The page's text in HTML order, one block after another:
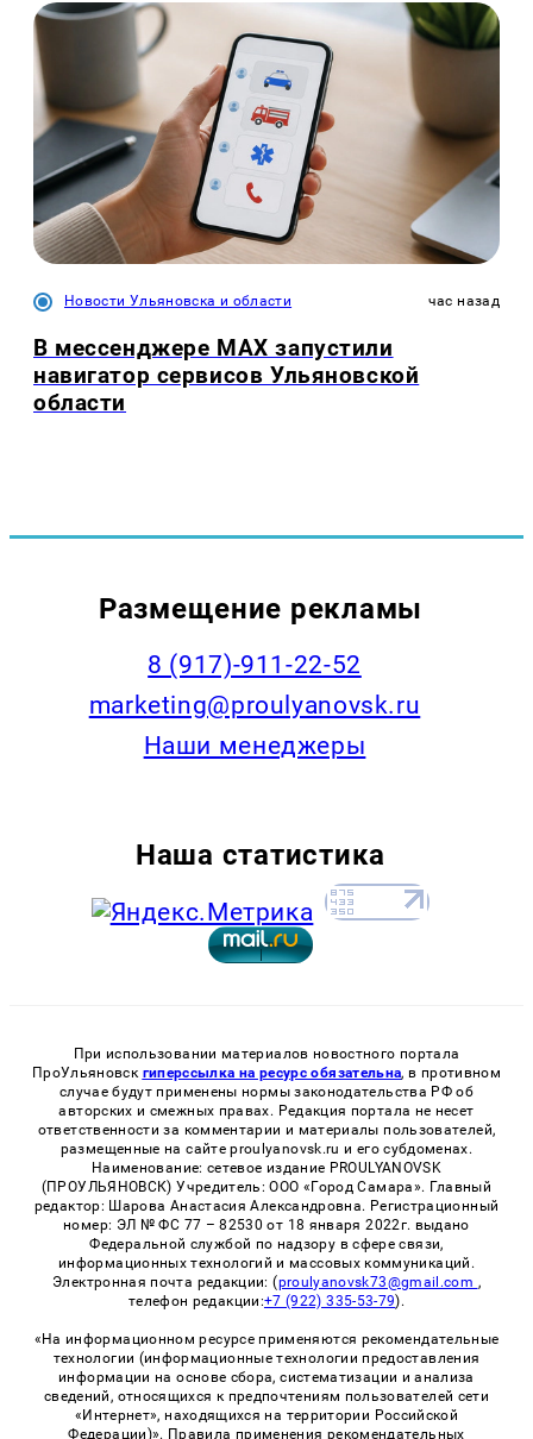
Новости Ульяновска и области час назад
В мессенджере MAX запустили
навигатор сервисов Ульяновской
области
Размещение рекламы
8 (917)-911-22-52
marketing@proulyanovsk.ru
Наши менеджеры
Наша статистика
При использовании материалов новостного портала
ПроУльяновск гиперссылка на ресурс обязательна, в противном
случае будут применены нормы законодательства РФ об
авторских и смежных правах. Редакция портала не несет
ответственности за комментарии и материалы пользователей,
размещенные на сайте proulyanovsk.ru и его субдоменах.
Наименование: сетевое издание PROULYANOVSK
(ПРОУЛЬЯНОВСК) Учредитель: ООО «Город Самара». Главный
редактор: Шарова Анастасия Александровна. Регистрационный
номер: ЭЛ № ФС 77 – 82530 от 18 января 2022г. выдано
Федеральной службой по надзору в сфере связи,
информационных технологий и массовых коммуникаций.
Электронная почта редакции: (proulyanovsk73@gmail.com ,
телефон редакции:+7 (922) 335-53-79).
«На информационном ресурсе применяются рекомендательные
технологии (информационные технологии предоставления
информации на основе сбора, систематизации и анализа
сведений, относящихся к предпочтениям пользователей сети
«Интернет», находящихся на территории Российской
Федерации)». Правила применения рекомендательных